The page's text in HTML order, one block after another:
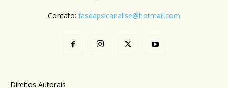
Contato: fasdapsicanalise@hotmail.com
Direitos Autorais